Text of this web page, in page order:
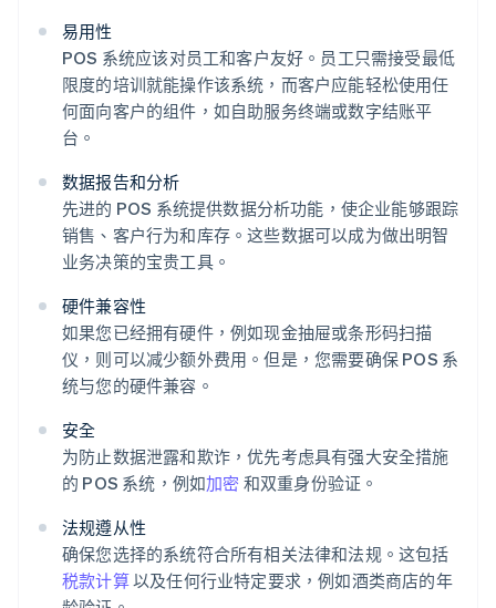
易用性
POS 系统应该对员工和客户友好。员工只需接受最低
限度的培训就能操作该系统，而客户应能轻松使用任
何面向客户的组件，如自助服务终端或数字结账平
台。
数据报告和分析
先进的 POS 系统提供数据分析功能，使企业能够跟踪
销售、客户行为和库存。这些数据可以成为做出明智
业务决策的宝贵工具。
硬件兼容性
如果您已经拥有硬件，例如现金抽屉或条形码扫描
仪，则可以减少额外费用。但是，您需要确保 POS 系
统与您的硬件兼容。
安全
为防止数据泄露和欺诈，优先考虑具有强大安全措施
的 POS 系统，例如加密 和双重身份验证。
法规遵从性
确保您选择的系统符合所有相关法律和法规。这包括
税款计算以及任何行业特定要求，例如酒类商店的年